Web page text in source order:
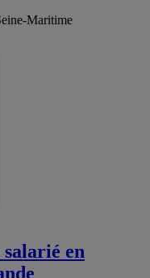
Maritime
en